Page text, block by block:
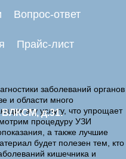
Вопрос-ответ
Прайс-лист
ВЛКСМ, д.31.
заболеваний органов
и области много
эту услугу, что упрощает
процедуру УЗИ
а также лучшие
будет полезен тем, кто
кишечника и